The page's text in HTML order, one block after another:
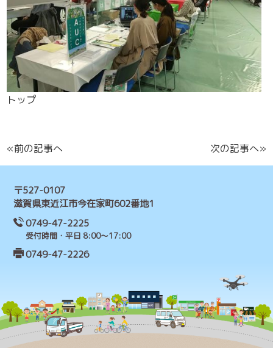
トップ
«前の記事へ 次の記事へ»
〒527-0107
滋賀県東近江市今在家町602番地1
0749-47-2225
受付時間・平日 8:00～17:00
0749-47-2226